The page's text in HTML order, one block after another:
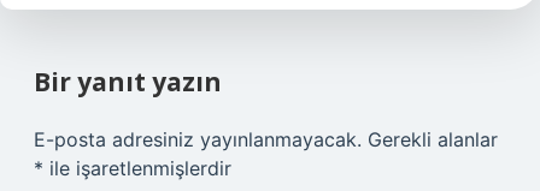
Bir yanıt yazın
E-posta adresiniz yayınlanmayacak. Gerekli alanlar
* ile işaretlenmişlerdir